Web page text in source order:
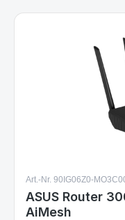
Art.-Nr. 90IG06Z0-
ASUS Router
AiMesh